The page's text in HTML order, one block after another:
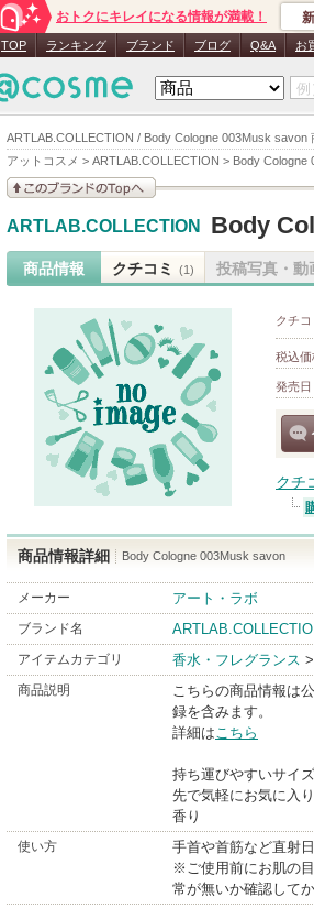
ARTLAB.COLLECTION / Body Cologne 003Musk savon
アットコスメ > ARTLAB.COLLECTION > Body Cologne
おトクにキレイになる情報が満載！
TOP ランキング ブランド ブログ Q&A お
ARTLAB.COLLECTION Body
商品情報 クチコミ (1) 投稿写真・動
クチ
税込価
発売日
クチ
商品情報詳細 Body Cologne 003Musk savon
メーカー アート・ラボ
ブランド名
アイテムカテゴリ 香水・フレグランス >
商品説明
こちらの商品情報は
録を含みます。
詳細はこちら
持ち運びやすいサイ
先で気軽にお気に入
香り
使い方
手首や首筋など直射
※ご使用前にお肌の
常が無いか確認して